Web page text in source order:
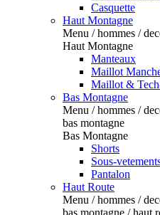
Casquette
Haut Montagne
Menu / hommes /
Haut Montagne
Manteaux
Maillot
Maillot &
Bas Montagne
Menu / hommes /
bas montagne
Bas Montagne
Shorts
Sous-
Pantalon
Haut Route
Menu / hommes /
bas montagne / haut